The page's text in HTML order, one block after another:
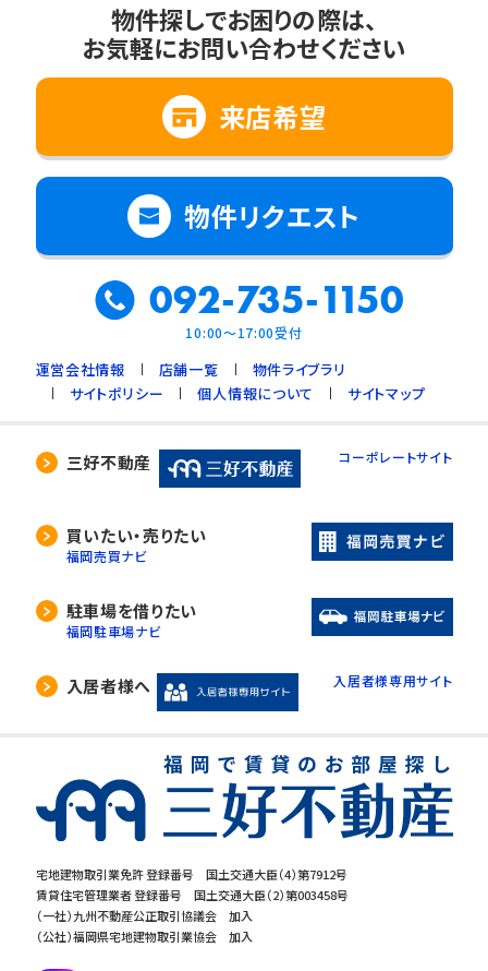
宅地建物取引業免許 登録番号 国土交通大臣（4）第7912号
賃貸住宅管理業者 登録番号 国土交通大臣（2）第003458号
（一社）九州不動産公正取引協議会 加入
（公社）福岡県宅地建物取引業協会 加入
物件探しでお困りの際は、
お気軽にお問い合わせください
来店希望
物件リクエスト
092-735-1150
10:00～17:00受付
運営会社情報 店舗一覧
物件ライブラリ
サイトポリシー
個人情報について サイトマップ
三好不動産 コーポレートサイト
買いたい・売りたい
福岡売買ナビ
駐車場を借りたい
福岡駐車場ナビ
入居者様へ 入居者様専用サイト